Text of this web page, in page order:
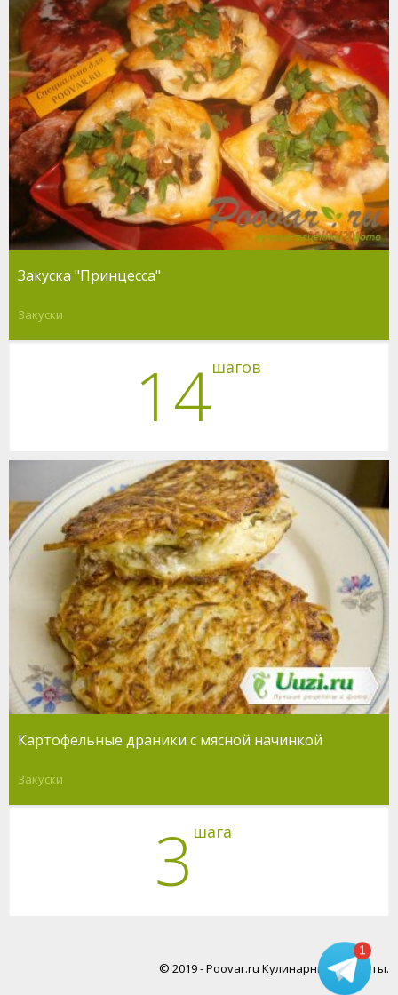
Закуска "Принцесса"
Закуски
14шагов
Картофельные драники с мясной начинкой
Закуски
3 шага
© 2019 - Poovar.ru Кулинарные рецепты.
1